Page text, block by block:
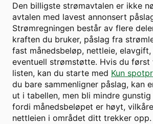
Den billigste strømavtalen er ikke
avtalen med lavest annonsert
Strømregningen består av flere
kraften du bruker, påslag fra
fast månedsbeløp, nettleie,
eventuell strømstøtte. Hvis du først
listen, kan du starte med Kun
du bare sammenligner påslag, kan
ut i tabellen, men bli mindre
fordi månedsbeløpet er høyt,
nettleien i området ditt trekker opp.